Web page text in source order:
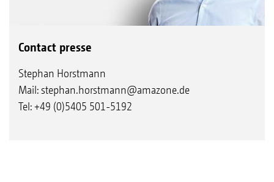
Contact presse
Stephan Horstmann
Mail:stephan.horstmann@amazone.de
Tel: +49 (0)5405 501-5192